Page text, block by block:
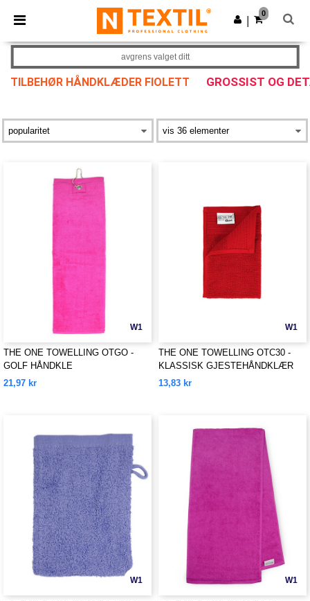
× Ntextil-app
Bedre priser i appen!
Last ned app
0
TILBEHØR HÅNDKLÆDER FIOLETT GROSSIST OG
avgrens valget ditt
W1
THE ONE TOWELLING OTGO -
GOLF HÅNDKLE
21,97 kr
W1
THE ONE TOWELLING OTC30 -
KLASSISK GJESTEHÅNDKLÆR
13,83 kr
W1 W1